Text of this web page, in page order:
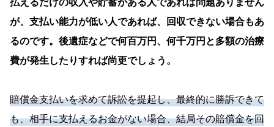
払えるだけの収入や貯蓄がある人であれば問題ありません
が、支払い能力が低い人であれば、回収できない場合もあ
るのです。後遺症などで何百万円、何千万円と多額の治療
費が発生したりすれば尚更でしょう。
賠償金支払いを求めて訴訟を提起し、最終的に勝訴できて
も、相手に支払えるお金がない場合、結局その賠償金を回